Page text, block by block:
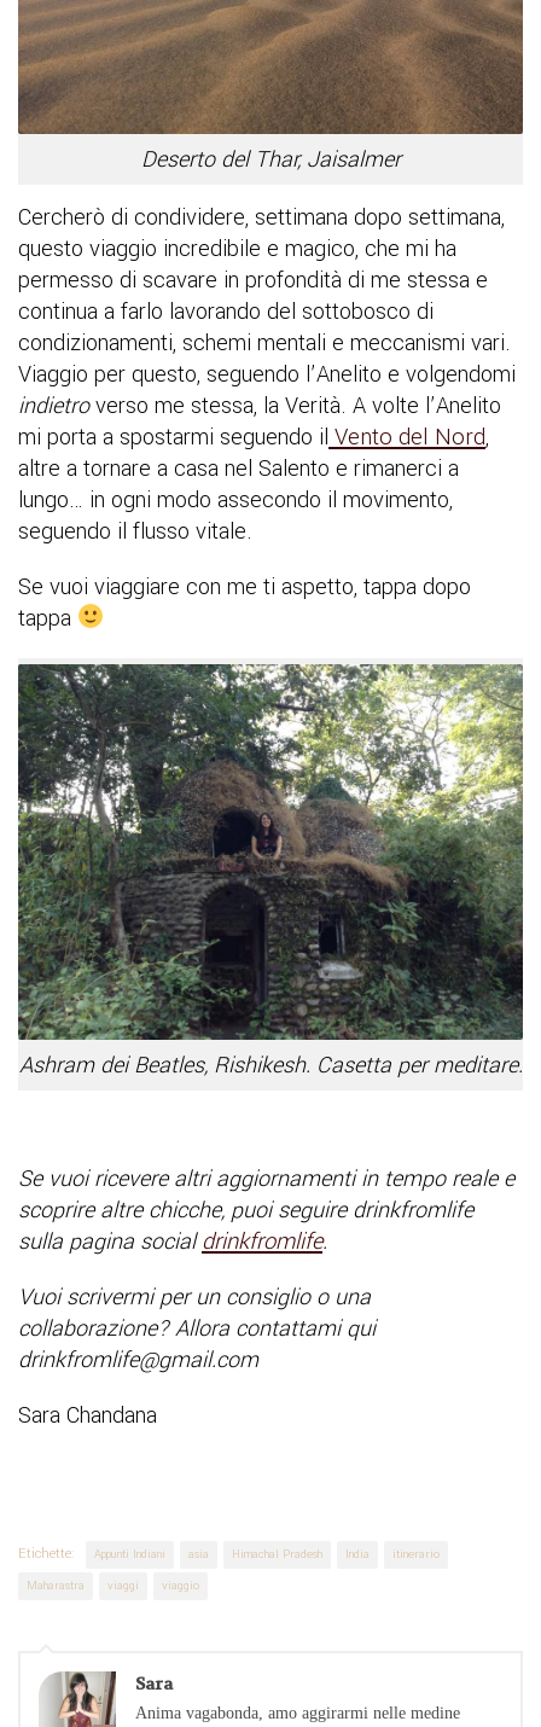
Deserto del Thar, Jaisalmer
Cercherò di condividere, settimana dopo settimana,
questo viaggio incredibile e magico, che mi ha
permesso di scavare in profondità di me stessa e
continua a farlo lavorando del sottobosco di
condizionamenti, schemi mentali e meccanismi vari.
Viaggio per questo, seguendo l’Anelito e volgendomi
indietroverso me stessa, la Verità. A volte l’Anelito
mi porta a spostarmi seguendo il Vento del Nord,
altre a tornare a casa nel Salento e rimanerci a
lungo… in ogni modo assecondo il movimento,
seguendo il flusso vitale.
Se vuoi viaggiare con me ti aspetto, tappa dopo
tappa
Ashram dei Beatles, Rishikesh. Casetta per meditare.
Se vuoi ricevere altri aggiornamenti in tempo reale e
scoprire altre chicche, puoi seguire drinkfromlife
sulla pagina socialdrinkfromlife.
Vuoi scrivermi per un consiglio o una
collaborazione? Allora contattami qui
drinkfromlife@gmail.com
Sara Chandana
Etichette: Appunti Indiani asia Himachal Pradesh India
itinerario
Maharastra
viaggi viaggio
Sara
Anima vagabonda, amo aggirarmi nelle medine